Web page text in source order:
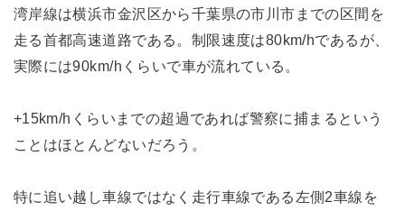
湾岸線は横浜市金沢区から千葉県の市川市までの区間を
走る首都高速道路である。制限速度は80km/hであるが、
実際には90km/hくらいで車が流れている。
+15km/hくらいまでの超過であれば警察に捕まるという
ことはほとんどないだろう。
特に追い越し車線ではなく走行車線である左側2車線を